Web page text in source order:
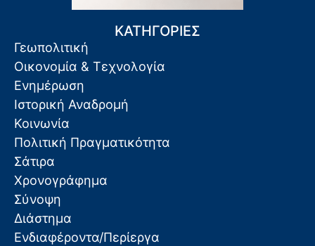
ΚΑΤΗΓΟΡΙΕΣ
Γεωπολιτική
Οικονομία & Τεχνολογία
Ενημέρωση
Ιστορική Αναδρομή
Κοινωνία
Πολιτική Πραγματικότητα
Σάτιρα
Χρονογράφημα
Σύνοψη
Διάστημα
Ενδιαφέροντα/Περίεργα